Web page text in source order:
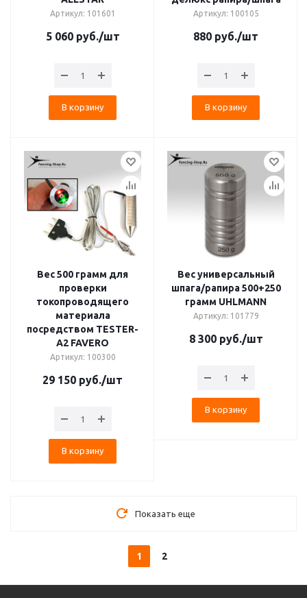
Артикул: 101601
5 060руб./шт
В корзину
Артикул: 100105
880 руб./шт
В корзину
Вес 500 грамм для
проверки
токопроводящего
материала
посредством TESTER-
A2 FAVERO
Артикул: 100300
29 150 руб./шт
В корзину
Вес универсальный
шпага/рапира 500+250
грамм UHLMANN
Артикул: 101779
8 300руб./шт
В корзину
Показать еще
1 2